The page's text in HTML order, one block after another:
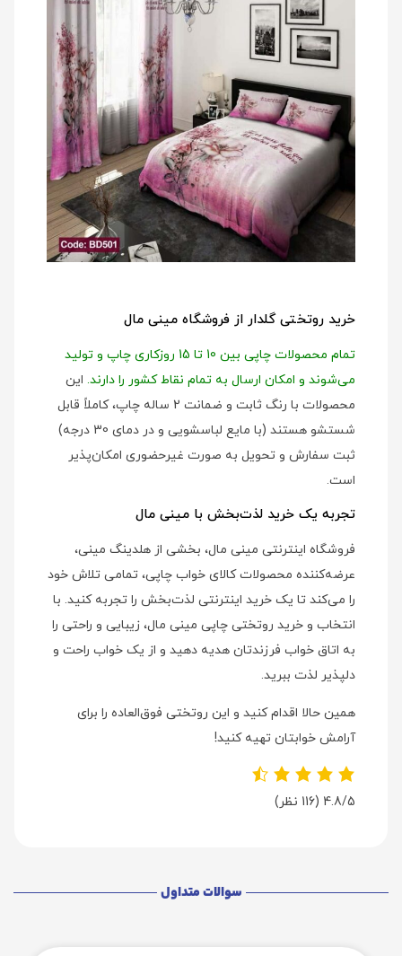
خرید روتختی گلدار از فروشگاه مینی مال
تمام محصولات چاپی بین 10 تا 15 روزکاری چاپ و تولید
می‌شوند و امکان ارسال به تمام نقاط کشور را دارند. این
محصولات با رنگ ثابت و ضمانت 2 ساله چاپ، کاملاً قابل
شستشو هستند (با مایع لباسشویی و در دمای 30 درجه)
ثبت سفارش و تحویل به صورت غیرحضوری امکان‌پذیر
است.
تجربه یک خرید لذت‌بخش با مینی مال
فروشگاه اینترنتی مینی مال، بخشی از هلدینگ مینی،
عرضه‌کننده محصولات کالای خواب چاپی، تمامی تلاش خود
را می‌کند تا یک خرید اینترنتی لذت‌بخش را تجربه کنید. با
انتخاب و خرید روتختی چاپی مینی مال، زیبایی و راحتی را
به اتاق خواب فرزندتان هدیه دهید و از یک خواب راحت و
دلپذیر لذت ببرید.
همین حالا اقدام کنید و این روتختی فوق‌العاده را برای
آرامش خوابتان تهیه کنید!
4.8/5 (116 نظر)
سوالات متداول